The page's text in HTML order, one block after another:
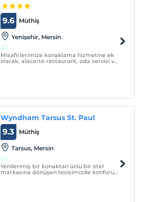
Müthiş
9.6
Yenişehir, Mersin
Misafirlerimize konaklama hizmetine ek
olarak, alacarte restaurant, oda servisi ve
Wyndham Tarsus St. Paul
Müthiş
9.3
Tarsus, Mersin
Yenilenmiş bir konaktan ünlü bir otel
markasına dönüşen tesisimizde konforun